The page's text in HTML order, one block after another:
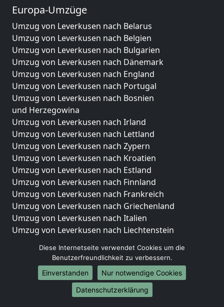
Europa-Umzüge
Umzug von Leverkusen nach Belarus
Umzug von Leverkusen nach Belgien
Umzug von Leverkusen nach Bulgarien
Umzug von Leverkusen nach Dänemark
Umzug von Leverkusen nach England
Umzug von Leverkusen nach Portugal
Umzug von Leverkusen nach Bosnien
und Herzegowina
Umzug von Leverkusen nach Irland
Umzug von Leverkusen nach Lettland
Umzug von Leverkusen nach Zypern
Umzug von Leverkusen nach Kroatien
Umzug von Leverkusen nach Estland
Umzug von Leverkusen nach Finnland
Umzug von Leverkusen nach Frankreich
Umzug von Leverkusen nach Griechenland
Umzug von Leverkusen nach Italien
Umzug von Leverkusen nach Liechtenstein
Umzug von Leverkusen nach Niederlande
Umzug von Leverkusen nach Norwegen
Umzüge-Deutschlandweit
Diese Internetseite verwendet Cookies um die
Benutzerfreundlichkeit zu verbessern.
Einverstanden
Nur notwendige Cookies
Datenschutzerklärung